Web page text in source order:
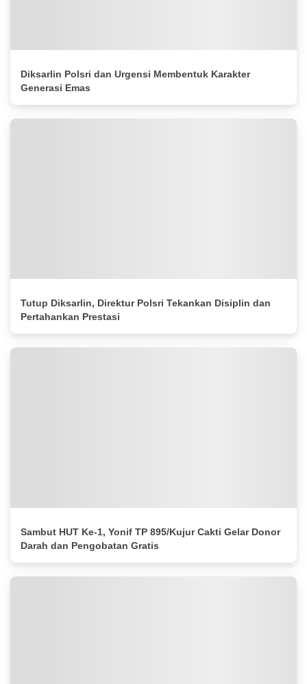
Diksarlin Polsri dan Urgensi Membentuk Karakter
Generasi Emas
Tutup Diksarlin, Direktur Polsri Tekankan Disiplin dan
Pertahankan Prestasi
Sambut HUT Ke-1, Yonif TP 895/Kujur Cakti Gelar Donor
Darah dan Pengobatan Gratis